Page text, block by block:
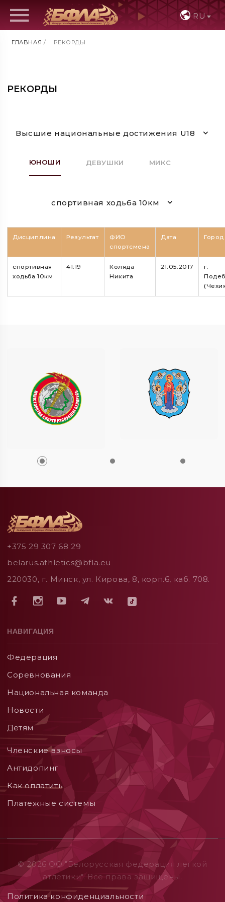
RU
ГЛАВНАЯ / РЕКОРДЫ
РЕКОРДЫ
Высшие национальные достижения U18
ЮНОШИ ДЕВУШКИ МИКС
спортивная ходьба 10км
Дисциплина Результат
ФИО
спортсмена
Дата Город
спортивная
ходьба 10км
41:19
Коляда
Никита
21.05.2017
г.
+375 29 307 68 29
belarus.athletics@bfla.eu
220030, г. Минск, ул. Кирова, 8, корп.6, каб. 708.
НАВИГАЦИЯ
Федерация
Соревнования
Национальная команда
Новости
Детям
Членские взносы
Aнтидопинг
Как оплатить
Платежные системы
© 2026 ОO "Белорусская федерация легкой
атлетики". Все права защищены.
Политика конфиденциальности